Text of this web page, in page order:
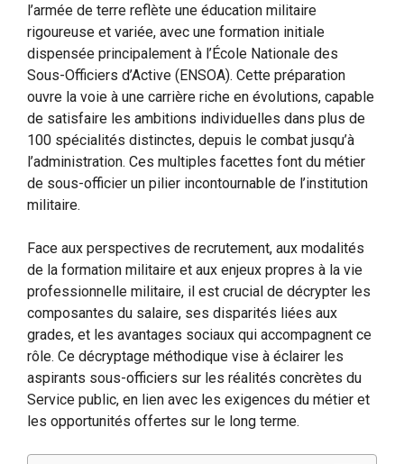
l’armée de terre reflète une éducation militaire
rigoureuse et variée, avec une formation initiale
dispensée principalement à l’École Nationale des
Sous-Officiers d’Active (ENSOA). Cette préparation
ouvre la voie à une carrière riche en évolutions, capable
de satisfaire les ambitions individuelles dans plus de
100 spécialités distinctes, depuis le combat jusqu’à
l’administration. Ces multiples facettes font du métier
de sous-officier un pilier incontournable de l’institution
militaire.
Face aux perspectives de recrutement, aux modalités
de la formation militaire et aux enjeux propres à la vie
professionnelle militaire, il est crucial de décrypter les
composantes du salaire, ses disparités liées aux
grades, et les avantages sociaux qui accompagnent ce
rôle. Ce décryptage méthodique vise à éclairer les
aspirants sous-officiers sur les réalités concrètes du
Service public, en lien avec les exigences du métier et
les opportunités offertes sur le long terme.